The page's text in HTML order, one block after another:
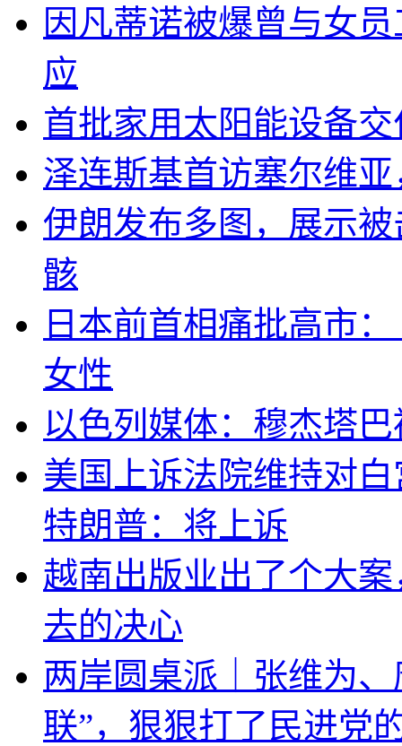
因凡蒂诺被爆曾与女
应
首批家用太阳能设备
泽连斯基首访塞尔维
伊朗发布多图，展示
骸
日本前首相痛批高市
女性
以色列媒体：穆杰塔
美国上诉法院维持对
特朗普：将上诉
越南出版业出了个大
去的决心
两岸圆桌派｜张维为
联”，狠狠打了民进党